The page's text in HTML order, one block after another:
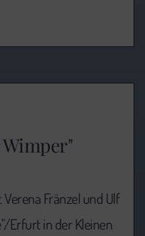
Fränzel und Ulf
Erfurt in der Kleinen